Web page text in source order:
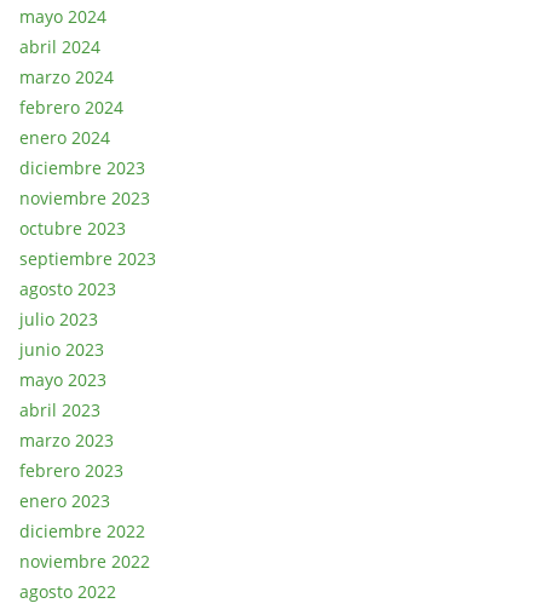
mayo 2024
abril 2024
marzo 2024
febrero 2024
enero 2024
diciembre 2023
noviembre 2023
octubre 2023
septiembre 2023
agosto 2023
julio 2023
junio 2023
mayo 2023
abril 2023
marzo 2023
febrero 2023
enero 2023
diciembre 2022
noviembre 2022
agosto 2022